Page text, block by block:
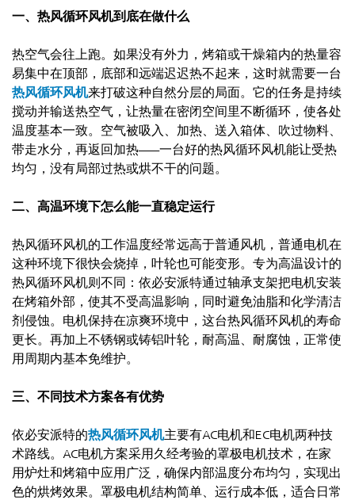
一、热风循环风机到底在做什么
热空气会往上跑。如果没有外力，烤箱或干燥箱内的热量容
易集中在顶部，底部和远端迟迟热不起来，这时就需要一台
热风循环风机来打破这种自然分层的局面。它的任务是持续
搅动并输送热空气，让热量在密闭空间里不断循环，使各处
温度基本一致。空气被吸入、加热、送入箱体、吹过物料、
带走水分，再返回加热——一台好的热风循环风机能让受热
均匀，没有局部过热或烘不干的问题。
二、高温环境下怎么能一直稳定运行
热风循环风机的工作温度经常远高于普通风机，普通电机在
这种环境下很快会烧掉，叶轮也可能变形。专为高温设计的
热风循环风机则不同：依必安派特通过轴承支架把电机安装
在烤箱外部，使其不受高温影响，同时避免油脂和化学清洁
剂侵蚀。电机保持在凉爽环境中，这台热风循环风机的寿命
更长。再加上不锈钢或铸铝叶轮，耐高温、耐腐蚀，正常使
用周期内基本免维护。
三、不同技术方案各有优势
依必安派特的热风循环风机主要有AC电机和EC电机两种技
术路线。AC电机方案采用久经考验的罩极电机技术，在家
用炉灶和烤箱中应用广泛，确保内部温度分布均匀，实现出
色的烘烤效果。罩极电机结构简单、运行成本低，适合日常